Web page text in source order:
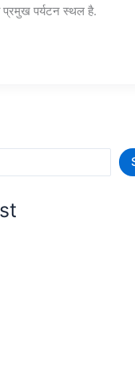
प्रमुख पर्यटन स्थल है.